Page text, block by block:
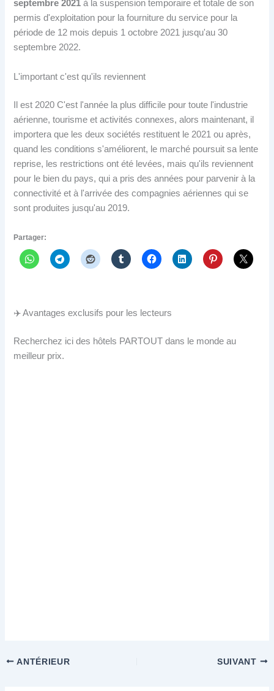
septembre 2021 à la suspension temporaire et totale de son
permis d'exploitation pour la fourniture du service pour la
période de 12 mois depuis 1 octobre 2021 jusqu'au 30
septembre 2022.
L'important c'est qu'ils reviennent
Il est 2020 C'est l'année la plus difficile pour toute l'industrie
aérienne, tourisme et activités connexes, alors maintenant, il
importera que les deux sociétés restituent le 2021 ou après,
quand les conditions s'améliorent, le marché poursuit sa lente
reprise, les restrictions ont été levées, mais qu'ils reviennent
pour le bien du pays, qui a pris des années pour parvenir à la
connectivité et à l'arrivée des compagnies aériennes qui se
sont produites jusqu'au 2019.
Partager:
✈️ Avantages exclusifs pour les lecteurs
Recherchez ici des hôtels PARTOUT dans le monde au
meilleur prix.
ANTÉRIEUR SUIVANT